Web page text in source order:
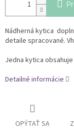
Nádherná kytica
detaile spracované.
Jedna kytica
Detailné informácie
OPÝTAŤ SA